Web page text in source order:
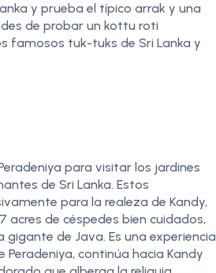
y prueba el típico arrak y una
de probar un kottu roti
famosos tuk-tuks de Sri Lanka y
para visitar los jardines
de Sri Lanka. Estos
para la realeza de Kandy,
acres de céspedes bien cuidados,
de Java. Es una experiencia
continúa hacia Kandy